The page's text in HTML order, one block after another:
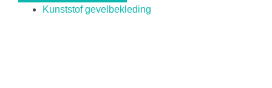
Kunststof gevelbekleding